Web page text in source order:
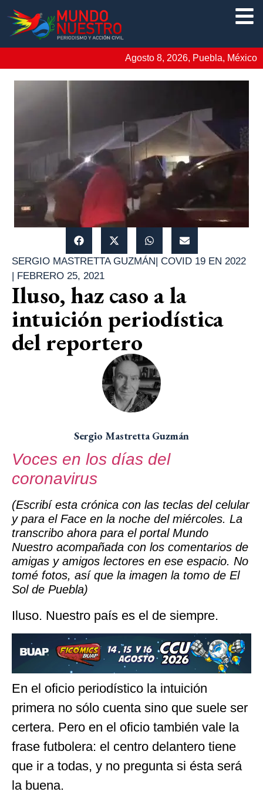
Agosto 8, 2026, Puebla, México
SERGIO MASTRETTA GUZMÁN| COVID 19 EN 2022
| FEBRERO 25, 2021
Iluso, haz caso a la
intuición periodística
del reportero
Sergio Mastretta Guzmán
Voces en los días del
coronavirus
(Escribí esta crónica con las teclas del celular
y para el Face en la noche del miércoles. La
transcribo ahora para el portal Mundo
Nuestro acompañada con los comentarios de
amigas y amigos lectores en ese espacio. No
tomé fotos, así que la imagen la tomo de El
Sol de Puebla)
Iluso. Nuestro país es el de siempre.
En el oficio periodístico la intuición
primera no sólo cuenta sino que suele ser
certera. Pero en el oficio también vale la
frase futbolera: el centro delantero tiene
que ir a todas, y no pregunta si ésta será
la buena.